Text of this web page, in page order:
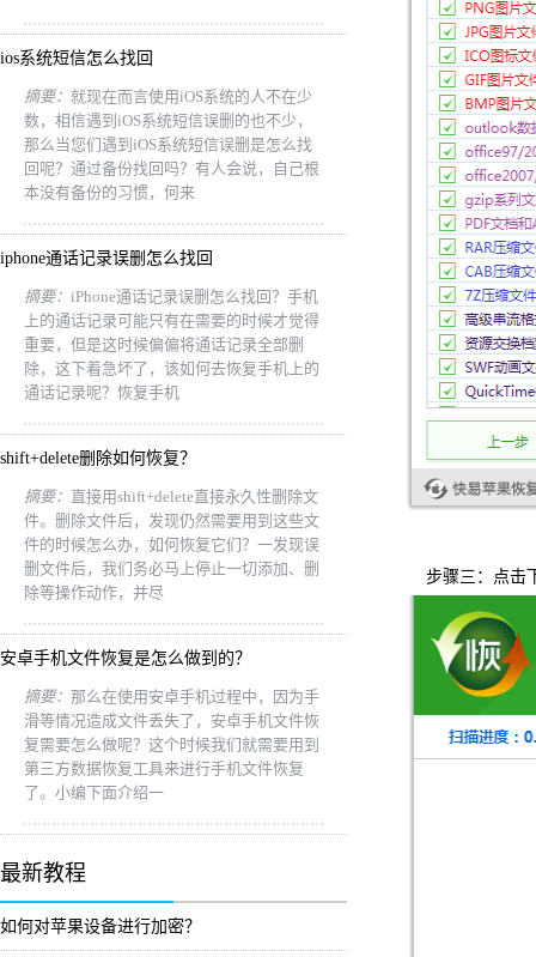
ios系统短信怎么找回
摘要： 就现在而言使用iOS系统的人不在少
数，相信遇到iOS系统短信误删的也不少，
那么当您们遇到iOS系统短信误删是怎么找
回呢？通过备份找回吗？有人会说，自己根
本没有备份的习惯，何来
iphone通话记录误删怎么找回
摘要： iPhone通话记录误删怎么找回？手机
上的通话记录可能只有在需要的时候才觉得
重要，但是这时候偏偏将通话记录全部删
除，这下着急坏了，该如何去恢复手机上的
通话记录呢？恢复手机
shift+delete删除如何恢复？
摘要： 直接用shift+delete直接永久性删除文
件。删除文件后，发现仍然需要用到这些文
件的时候怎么办，如何恢复它们？一发现误
删文件后，我们务必马上停止一切添加、删
除等操作动作，并尽
安卓手机文件恢复是怎么做到的？
摘要： 那么在使用安卓手机过程中，因为手
滑等情况造成文件丢失了，安卓手机文件恢
复需要怎么做呢？这个时候我们就需要用到
第三方数据恢复工具来进行手机文件恢复
了。小编下面介绍一
最新教程
如何对苹果设备进行加密？
步骤三：点击